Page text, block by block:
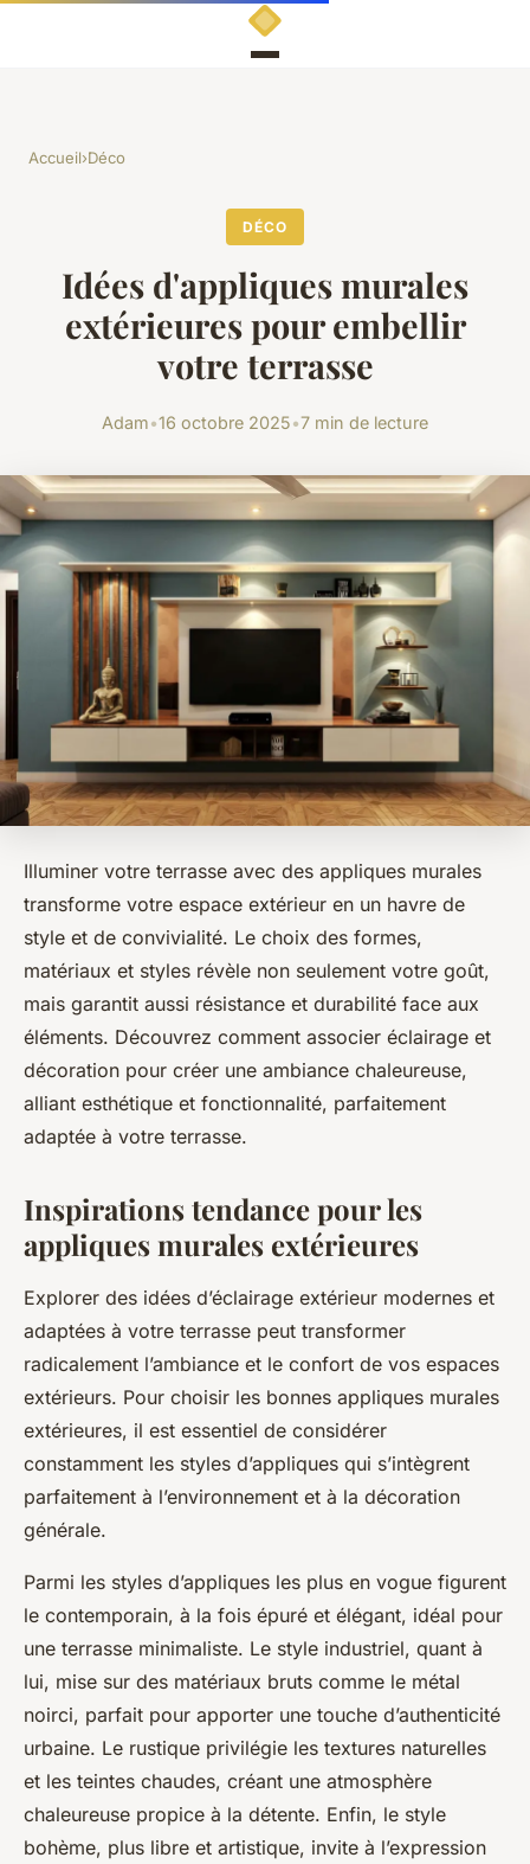
Accueil›Déco
DÉCO
Idées d'appliques murales
extérieures pour embellir
votre terrasse
Adam•16 octobre 2025•7 min de lecture
Illuminer votre terrasse avec des appliques murales
transforme votre espace extérieur en un havre de
style et de convivialité. Le choix des formes,
matériaux et styles révèle non seulement votre goût,
mais garantit aussi résistance et durabilité face aux
éléments. Découvrez comment associer éclairage et
décoration pour créer une ambiance chaleureuse,
alliant esthétique et fonctionnalité, parfaitement
adaptée à votre terrasse.
Inspirations tendance pour les
appliques murales extérieures
Explorer des idées d’éclairage extérieur modernes et
adaptées à votre terrasse peut transformer
radicalement l’ambiance et le confort de vos espaces
extérieurs. Pour choisir les bonnes appliques murales
extérieures, il est essentiel de considérer
constamment les styles d’appliques qui s’intègrent
parfaitement à l’environnement et à la décoration
générale.
Parmi les styles d’appliques les plus en vogue figurent
le contemporain, à la fois épuré et élégant, idéal pour
une terrasse minimaliste. Le style industriel, quant à
lui, mise sur des matériaux bruts comme le métal
noirci, parfait pour apporter une touche d’authenticité
urbaine. Le rustique privilégie les textures naturelles
et les teintes chaudes, créant une atmosphère
chaleureuse propice à la détente. Enfin, le style
bohème, plus libre et artistique, invite à l’expression